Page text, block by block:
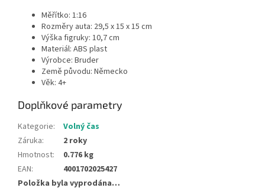
Měřítko: 1:16
Rozměry auta: 29,5 x 15 x 15 cm
Výška figruky: 10,7 cm
Materiál: ABS plast
Výrobce: Bruder
Země původu: Německo
Věk: 4+
Doplňkové parametry
Kategorie:
Volný čas
Záruka:
2 roky
Hmotnost:
0.776 kg
EAN:
4001702025427
Položka byla vyprodána…